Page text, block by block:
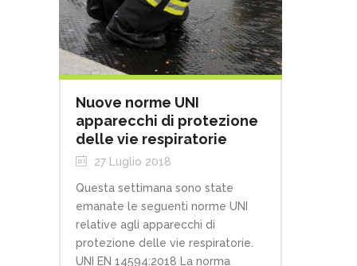
Nuove norme UNI
apparecchi di protezione
delle vie respiratorie
27 Luglio 2018
Questa settimana sono state
emanate le seguenti norme UNI
relative agli apparecchi di
protezione delle vie respiratorie.
UNI EN 14594:2018 La norma